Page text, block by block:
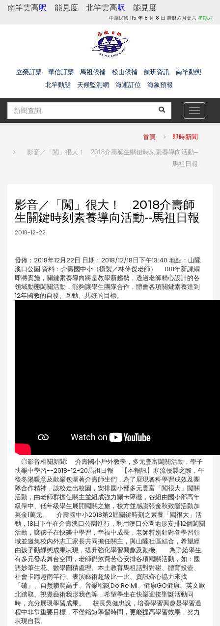
南竿雲高呎 能見度 北竿雲高呎 能見度
中華民國 115 年 8 月 8 日 農曆六月廿六 星期六
立榮訂票 華信訂票 馬祖候補 松山候補 航班資訊
南竿動態
北竿動態
天候監測網 海運訂位 海象預報
Toggle
首頁 即時新聞
影音／「闖」很大！ 2018介壽師生關鍵時刻素養導向活動--
馬祖日報
影音／「闖」很大！ 2018介壽師
生關鍵時刻素養導向活動--馬祖日報
2018-12-22
發佈：2018年12月22日 日期：2018/12/18日下午13:40 地點：山隴
澳口公園 資料：介壽國中小（攝製／林偉傑老師） 108年新課綱
即將實施，關鍵素養導向將是教學新趨勢，透過老師精心設計的各
領域動態闖關活動，能夠讓學生團隊合作，體會各項關鍵素養達到
12年國教的自發、互動、共好的目標。
◎影音相關新聞: 介壽國小戶外教學，多元豐富闖關活動，學子
快樂中學習--2018-12-20馬祖日報 【本報訊】寒流侵襲之際，午
後冬陽暖意及歡樂包圍著介壽師生們，為了展現各科學習成效及團
隊合作精神，該校走出校園，安排國小部多元豐富「闖很大」闖關
活動，由老師群擔任關主並組成強力關卡障礙，各組由國小部高年
級帶中、低年級學生展開闖關之旅，校方並感謝張金秋致贈活動加
菜金1萬元。 介壽國中小2018第2屆關鍵時刻之素養「闖很大」活
動，18日下午在介壽澳口公園進行，利用澳口公園地形安排12個闖關
活動，讓孩子在快樂中學習，幸福中成長，老師特別針對各學習領
域並邀集校內外志工家長共同擔任關主，與山隴社區結合，希望經
由孩子動靜態成果表現，提升強化學習興趣及動機。 為了給學生
有多元發表舞台空間，老師們煞費苦心安排各項闖關活動，如：國
語妙筆生花、數學圍積處理、本土教育馬祖話對對碰、體育投壺、
社會卡蹓趣南竿行、表演藝術超級比一比、資訊齊心協力來找
「碴」、自然攀爬高手、音樂耶誕Do Re Mi、健康GO健康、英文歐
北踏取、視覺藝術我形我色等，希望學生在快樂迎接聖誕活動同
時，充分展現學習成果。 校長吳健忠說，培養學習興趣是學習過
程中非常重要目標，不僅縮短學習時間，更能提高學習效果，努力
表現自我。